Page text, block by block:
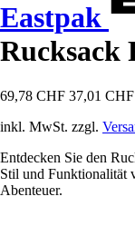
Eastpak
Rucksack
69,78 CHF 37,01 CHF
inkl. MwSt. zzgl.
Entdecken Sie den
Stil und Funktionalität
Abenteuer.